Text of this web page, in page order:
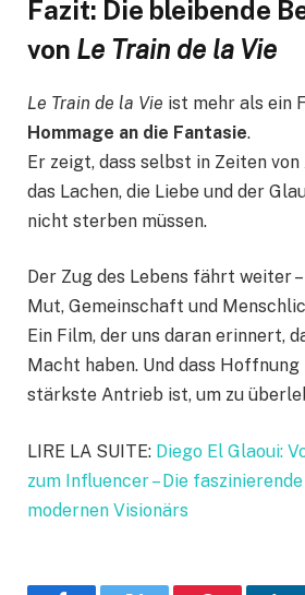
Fazit: Die bleibende
von Le Train de la Vie
Le Train de la Vie ist mehr als ein
Hommage an die Fantasie.
Er zeigt, dass selbst in Zeiten
das Lachen, die Liebe und der
nicht sterben müssen.
Der Zug des Lebens fährt weiter
Mut, Gemeinschaft und
Ein Film, der uns daran erinnert,
Macht haben. Und dass
stärkste Antrieb ist, um zu
LIRE LA SUITE: Diego El Glaoui:
zum Influencer – Die
modernen Visionärs